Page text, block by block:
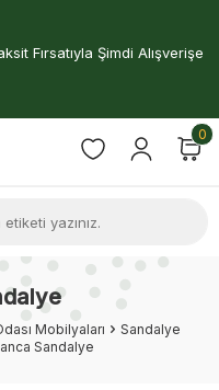
Fırsatıyla Şimdi Alışverişe
0
Mobilyaları
Sandalye
Sandalye